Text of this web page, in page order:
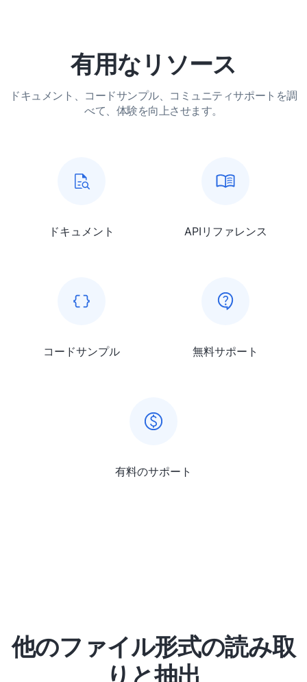
有用なリソース
ドキュメント、コードサンプル、コミュニティサポートを調
べて、体験を向上させます。
ドキュメント APIリファレンス
コードサンプル 無料サポート
有料のサポート
他のファイル形式の読み取